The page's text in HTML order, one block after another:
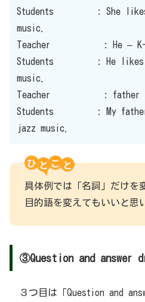
Students : She likes
music.
Teacher : He – K-
Students : He likes
music.
Teacher : father –
Students : My father
jazz music.
ひ こ
具体例では「名詞」だけを
目的語を変えてもいいと思
③Question and answer
３つ目は「Question and